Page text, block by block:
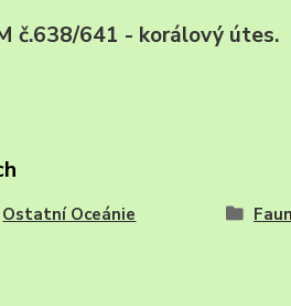
CM č.638/641 -
Ostatní Oceánie